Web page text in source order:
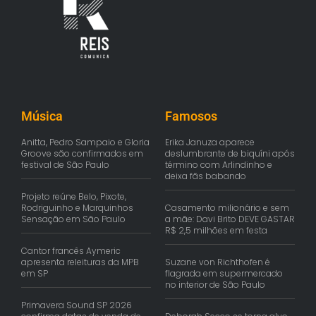
Música
Anitta, Pedro Sampaio e Gloria
Groove são confirmados em
festival de São Paulo
Projeto reúne Belo, Pixote,
Rodriguinho e Marquinhos
Sensação em São Paulo
Cantor francês Aymeric
apresenta releituras da MPB
em SP
Primavera Sound SP 2026
Famosos
Erika Januza aparece
deslumbrante de biquíni após
término com Arlindinho e
deixa fãs babando
Casamento milionário e sem
a mãe: Davi Brito DEVE GASTAR
R$ 2,5 milhões em festa
Suzane von Richthofen é
flagrada em supermercado
no interior de São Paulo